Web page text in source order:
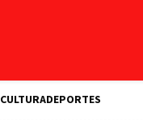
CULTURADEPORTES